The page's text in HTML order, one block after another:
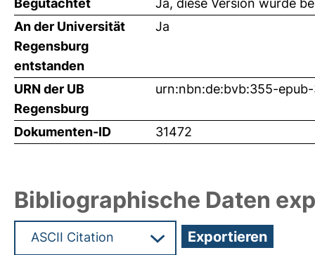
An der Universität
Regensburg
entstanden
Ja
URN der UB
Regensburg
urn:nbn:de:bvb:355-epub-
Dokumenten-ID 31472
Bibliographische Daten